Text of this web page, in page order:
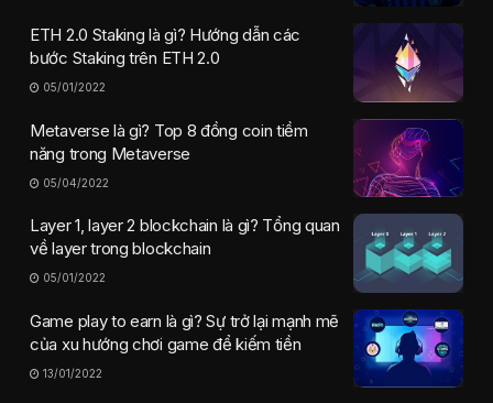
ETH 2.0 Staking là gì? Hướng dẫn các
bước Staking trên ETH 2.0
05/01/2022
Metaverse là gì? Top 8 đồng coin tiềm
năng trong Metaverse
05/04/2022
Layer 1, layer 2 blockchain là gì? Tổng quan
về layer trong blockchain
05/01/2022
Game play to earn là gì? Sự trở lại mạnh mẽ
của xu hướng chơi game để kiếm tiền
13/01/2022